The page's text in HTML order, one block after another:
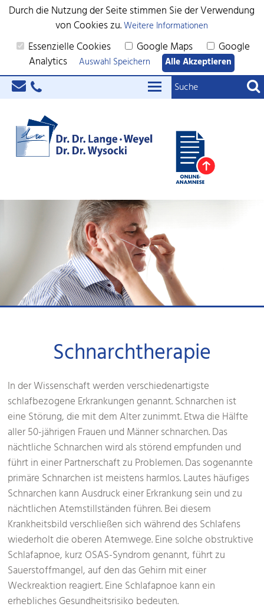
Durch die Nutzung der Seite stimmen Sie der Verwendung
von Cookies zu.Weitere Informationen
Essenzielle Cookies Google Maps Google
Analytics Auswahl Speichern Alle Akzeptieren
Schnarchtherapie
In der Wissenschaft werden verschiedenartigste
schlafbezogene Erkrankungen genannt. Schnarchen ist
eine Störung, die mit dem Alter zunimmt. Etwa die Hälfte
aller 50-jährigen Frauen und Männer schnarchen. Das
nächtliche Schnarchen wird als störend empfunden und
führt in einer Partnerschaft zu Problemen. Das sogenannte
primäre Schnarchen ist meistens harmlos. Lautes häufiges
Schnarchen kann Ausdruck einer Erkrankung sein und zu
nächtlichen Atemstillständen führen. Bei diesem
Krankheitsbild verschließen sich während des Schlafens
wiederholt die oberen Atemwege. Eine solche obstruktive
Schlafapnoe, kurz OSAS-Syndrom genannt, führt zu
Sauerstoffmangel, auf den das Gehirn mit einer
Weckreaktion reagiert. Eine Schlafapnoe kann ein
erhebliches Gesundheitsrisiko bedeuten.